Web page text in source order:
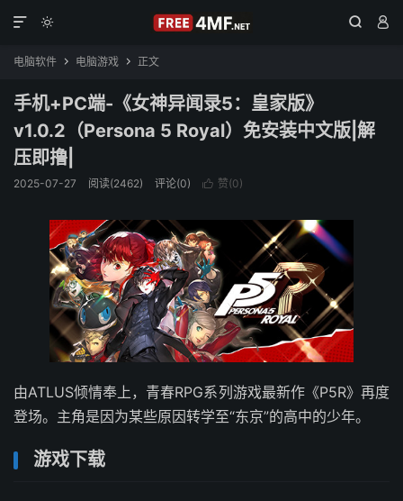
  

电脑软件  电脑游戏  正文
手机+PC端-《女神异闻录5：皇家版》
v1.0.2（Persona 5 Royal）免安装中文版|解
压即撸|
2025-07-27 阅读(2462) 评论(0)  赞(0)
由ATLUS倾情奉上，青春RPG系列游戏最新作《P5R》再度
登场。主角是因为某些原因转学至“东京”的高中的少年。
游戏下载